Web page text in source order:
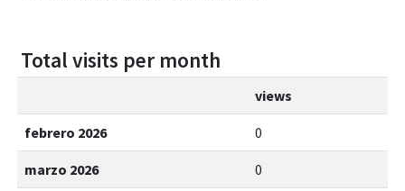
Total visits per month
views
febrero 2026 0
marzo 2026 0